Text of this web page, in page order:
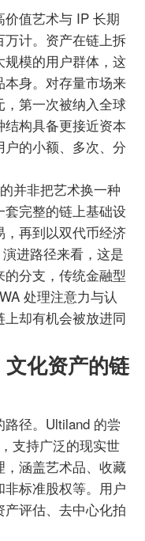
值艺术与 IP 长期
计。资产在链上拆
模的用户群体，这
身。对存量市场来
第一次被纳入全球
构具备更接近资本
的小额、多次、分
并非把艺术换一种
完整的链上基础设
再到以双代币经济
进路径来看，这是
分支，传统金融型
处理注意力与认
却有机会被放进同
化资产的链
径。Ultiland 的尝
支持广泛的现实世
涵盖艺术品、收藏
标准股权等。用户
评估、去中心化拍